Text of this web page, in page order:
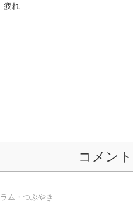
疲れ
コメン
ム・つぶやき